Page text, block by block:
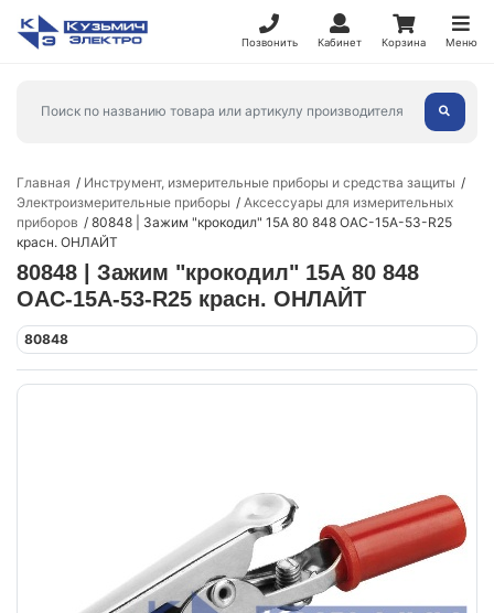
Позвонить Кабинет Корзина Меню
Главная
Инструмент, измерительные приборы и средства защиты
Электроизмерительные приборы
Аксессуары для измерительных
приборов
80848 | Зажим "крокодил" 15А 80 848 OAC-15A-53-R25
красн. ОНЛАЙТ
80848 | Зажим "крокодил" 15А 80 848
OAC-15A-53-R25 красн. ОНЛАЙТ
80848